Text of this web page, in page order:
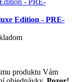
Edition - PRE-
produktu Vám